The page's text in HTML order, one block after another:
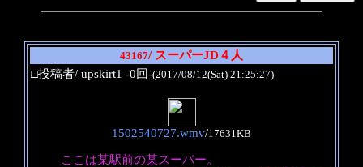
43167/ スーパーJD４人
□投稿者/ upskirt1 -0回-(2017/08/12(Sat) 21:25:27)
1502540727.wmv/17631KB
ここは某駅前の某スーパー。